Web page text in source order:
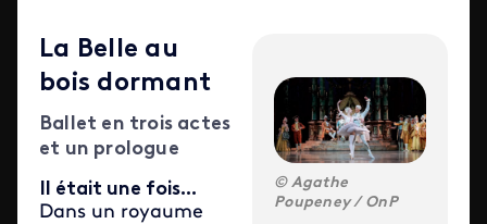
La Belle au
bois dormant
Ballet en trois actes
et un prologue
Il était une fois...
Dans un royaume
Agathe
Poupeney / OnP